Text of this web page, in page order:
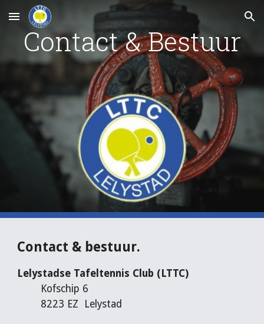
Skip to main content Skip to navigation
Contact & Bestuur
Contact & bestuur.
Lelystadse Tafeltennis Club (LTTC)
Kofschip 6
8223 EZ Lelystad